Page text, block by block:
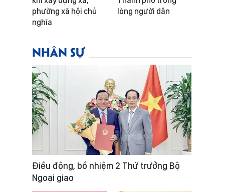
phường xã hội chủ
nghĩa
lòng người dân
NHÂN SỰ
Điều động, bổ nhiệm 2 Thứ trưởng Bộ
Ngoại giao